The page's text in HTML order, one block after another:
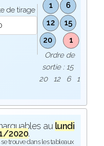
de tirage 1
6
12
15
20
1
Ordre de
sortie : 15
20 12 6 1
au lundi
2020.
trouve dans les tableaux